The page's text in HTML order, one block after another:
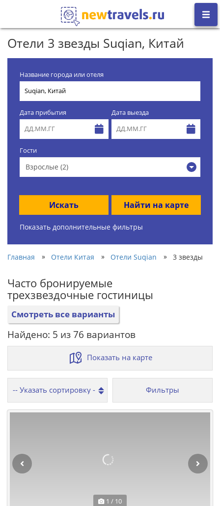
Отели 3 звезды Suqian, Китай
Название города или отеля
Дата прибытия Дата выезда
Гости
Взрослые (2)
Искать Найти на карте
Показать дополнительные фильтры
Главная » Отели Китая » Отели Suqian » 3 звезды
Часто бронируемые
трехзвездочные гостиницы
Смотреть все варианты
Найдено: 5 из 76 вариантов
Показать на карте
Фильтры
1 / 10